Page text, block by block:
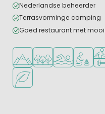
Nederlandse beheerder
Terrasvorminge camping
Goed restaurant met
Ligt in de heuvels/bergen
Ligt in een bosrijke
Openlucht
Groene ligging